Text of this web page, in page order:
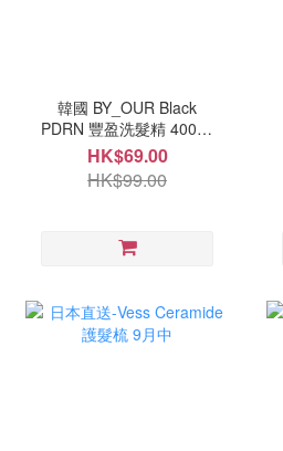
韓國 BY_OUR Black
PDRN 豐盈洗髮精 400ml
9月中
HK$69.00
HK$99.00